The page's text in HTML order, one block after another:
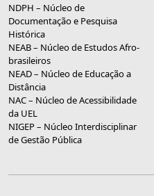
NDPH – Núcleo de
Documentação e Pesquisa
Histórica
NEAB – Núcleo de Estudos Afro-
brasileiros
NEAD – Núcleo de Educação a
Distância
NAC – Núcleo de Acessibilidade
da UEL
NIGEP – Núcleo Interdisciplinar
de Gestão Pública